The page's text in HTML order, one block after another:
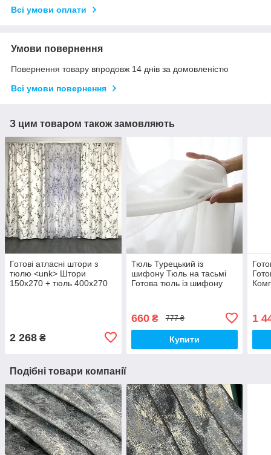
Всі умови оплати
Умови повернення
Повернення товару впродовж 14 днів за домовленістю
Всі умови повернення
З цим товаром також замовляють
Готові атласні штори з
тюлю <unk> Штори
150x270 + тюль 400x270
2 268 ₴
Тюль Турецький із
шифону Тюль на тасьмі
Готова тюль із шифону
660₴ 777 ₴
Купити
1
Подібні товари компанії